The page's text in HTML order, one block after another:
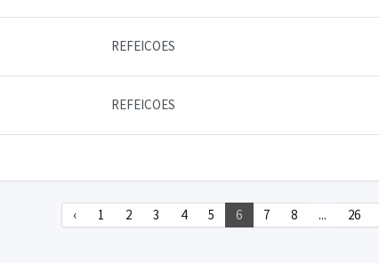
REFEICOES
REFEICOES
‹ 1 2 3 4 5 6 7 8 ... 26